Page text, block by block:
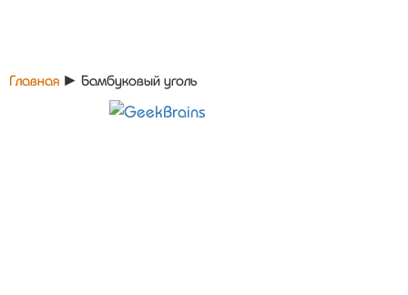
Главная ► Бамбуковый уголь